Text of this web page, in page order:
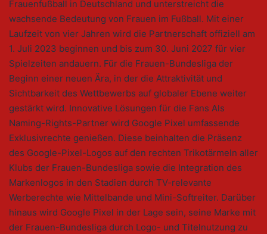
Frauenfußball in Deutschland und unterstreicht die
wachsende Bedeutung von Frauen im Fußball. Mit einer
Laufzeit von vier Jahren wird die Partnerschaft offiziell am
1. Juli 2023 beginnen und bis zum 30. Juni 2027 für vier
Spielzeiten andauern. Für die Frauen-Bundesliga der
Beginn einer neuen Ära, in der die Attraktivität und
Sichtbarkeit des Wettbewerbs auf globaler Ebene weiter
gestärkt wird. Innovative Lösungen für die Fans Als
Naming-Rights-Partner wird Google Pixel umfassende
Exklusivrechte genießen. Diese beinhalten die Präsenz
des Google-Pixel-Logos auf den rechten Trikotärmeln aller
Klubs der Frauen-Bundesliga sowie die Integration des
Markenlogos in den Stadien durch TV-relevante
Werberechte wie Mittelbande und Mini-Softreiter. Darüber
hinaus wird Google Pixel in der Lage sein, seine Marke mit
der Frauen-Bundesliga durch Logo- und Titelnutzung zu